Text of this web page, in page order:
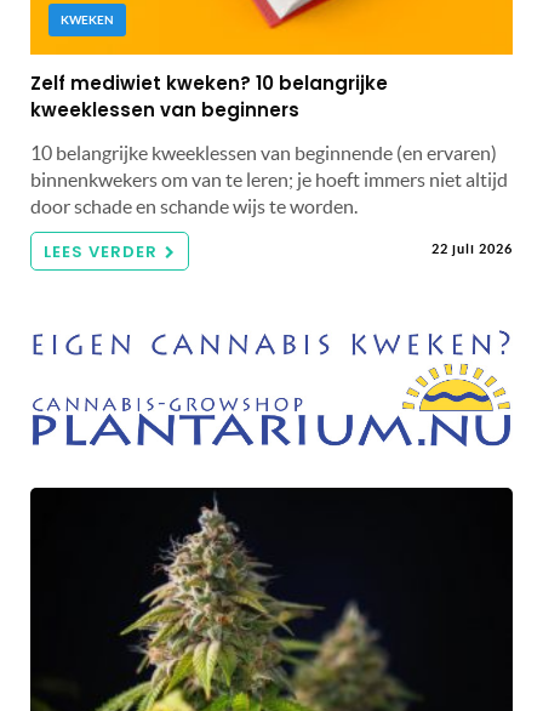
KWEKEN
Zelf mediwiet kweken? 10 belangrijke
kweeklessen van beginners
10 belangrijke kweeklessen van beginnende (en ervaren)
binnenkwekers om van te leren; je hoeft immers niet altijd
door schade en schande wijs te worden.
LEES VERDER 22 juli 2026